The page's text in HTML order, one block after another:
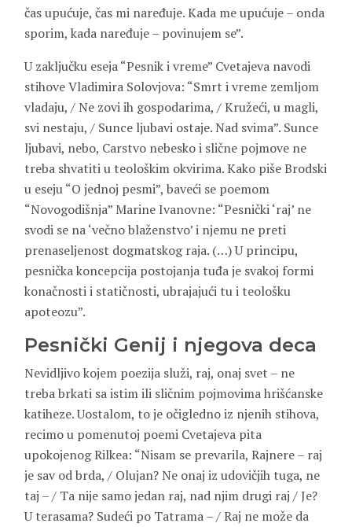
čas upućuje, čas mi naređuje. Kada me upućuje – onda
sporim, kada naređuje – povinujem se”.
U zaključku eseja “Pesnik i vreme” Cvetajeva navodi
stihove Vladimira Solovjova: “Smrt i vreme zemljom
vladaju, / Ne zovi ih gospodarima, / Kružeći, u magli,
svi nestaju, / Sunce ljubavi ostaje. Nad svima”. Sunce
ljubavi, nebo, Carstvo nebesko i slične pojmove ne
treba shvatiti u teološkim okvirima. Kako piše Brodski
u eseju “O jednoj pesmi”, baveći se poemom
“Novogodišnja” Marine Ivanovne: “Pesnički ‘raj’ ne
svodi se na ‘večno blaženstvo’ i njemu ne preti
prenaseljenost dogmatskog raja. (…) U principu,
pesnička koncepcija postojanja tuđa je svakoj formi
konačnosti i statičnosti, ubrajajući tu i teološku
apoteozu”.
Pesnički Genij i njegova deca
Nevidljivo kojem poezija služi, raj, onaj svet – ne
treba brkati sa istim ili sličnim pojmovima hrišćanske
katiheze. Uostalom, to je očigledno iz njenih stihova,
recimo u pomenutoj poemi Cvetajeva pita
upokojenog Rilkea: “Nisam se prevarila, Rajnere – raj
je sav od brda, / Olujan? Ne onaj iz udovičjih tuga, ne
taj – / Ta nije samo jedan raj, nad njim drugi raj / Je?
U terasama? Sudeći po Tatrama – / Raj ne može da